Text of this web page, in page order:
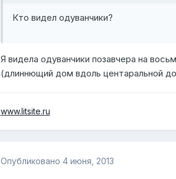
Кто видел одуванчики?
Я видела одуванчики позавчера на
(длиннющий дом вдоль центаральной
www.litsite.ru
Опубликовано 4 июня, 2013